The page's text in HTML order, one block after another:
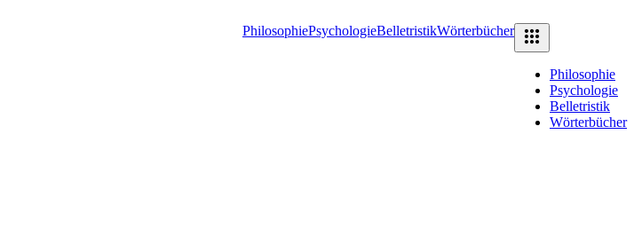
PhilosophiePsychologieBelletristikWörterbücher
Philosophie
Psychologie
Belletristik
Wörterbücher